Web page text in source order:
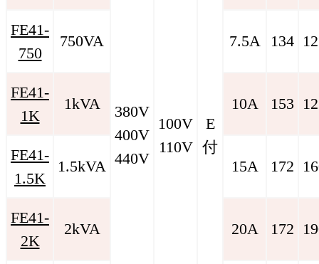
380V
400V
440V
100V
110V
E
付
FE41-
750
750VA 7.5A 134
FE41-
1K
1kVA 10A 153
FE41-
1.5K
1.5kVA 15A 172
FE41-
2K
2kVA 20A 172